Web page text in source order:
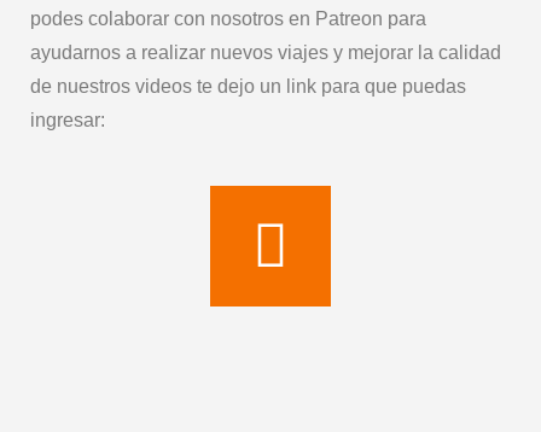
podes colaborar con nosotros en Patreon para
ayudarnos a realizar nuevos viajes y mejorar la calidad
de nuestros videos te dejo un link para que puedas
ingresar: